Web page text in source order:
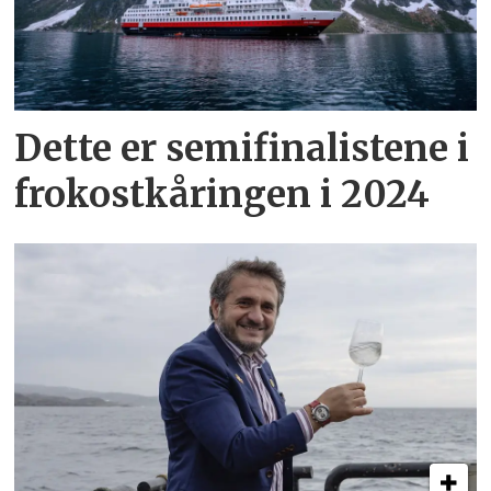
Dette er semifinalistene i
frokostkåringen i 2024